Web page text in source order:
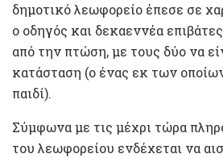
δημοτικό λεωφορείο έπεσε σε
ο οδηγός και δεκαεννέα
από την πτώση, με τους δύο να
κατάσταση (ο ένας εκ των
παιδί).
Σύμφωνα με τις μέχρι τώρα
του λεωφορείου ενδέχεται να